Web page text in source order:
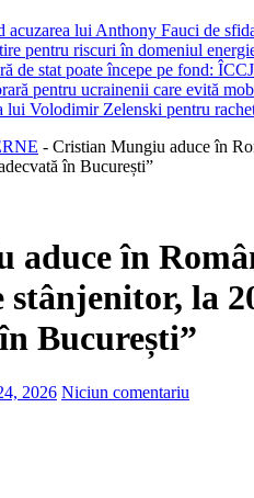
lui Anthony Fauci de
pentru riscuri în domeniul
de stat poate începe pe fond:
pentru ucrainenii care evită
lui Volodimir Zelenski pentru
- Cristian Mungiu aduce în
în București”
în
la
București”
2026 Niciun comentariu